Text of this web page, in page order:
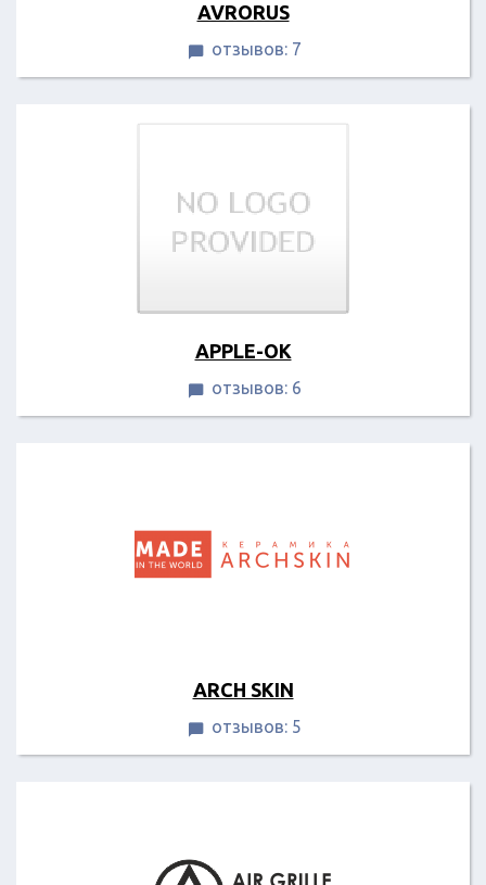
AVRORUS
 отзывов: 7
APPLE-OK
 отзывов: 6
ARCH SKIN
 отзывов: 5